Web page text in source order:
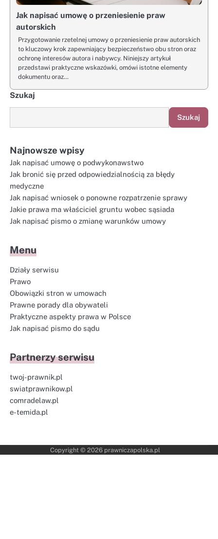
Jak napisać umowę o przeniesienie praw
autorskich
Przygotowanie rzetelnej umowy o przeniesienie praw autorskich
to kluczowy krok zapewniający bezpieczeństwo obu stron oraz
ochronę interesów autora i nabywcy. Niniejszy artykuł
przedstawi praktyczne wskazówki, omówi istotne elementy
dokumentu oraz…
Szukaj
Szukaj
Najnowsze wpisy
Jak napisać umowę o podwykonawstwo
Jak bronić się przed odpowiedzialnością za błędy
medyczne
Jak napisać wniosek o ponowne rozpatrzenie sprawy
Jakie prawa ma właściciel gruntu wobec sąsiada
Jak napisać pismo o zmianę warunków umowy
Menu
Działy serwisu
Prawo
Obowiązki stron w umowach
Prawne porady dla obywateli
Praktyczne aspekty prawa w Polsce
Jak napisać pismo do sądu
Partnerzy serwisu
twoj-prawnik.pl
swiatprawnikow.pl
comradelaw.pl
e-temida.pl
Copyright © 2026 prawniczapolska.pl